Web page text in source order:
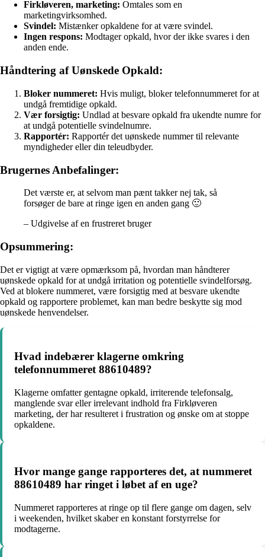
Firkløveren, marketing: Omtales som en
marketingvirksomhed.
Svindel: Mistænker opkaldene for at være svindel.
Ingen respons: Modtager opkald, hvor der ikke svares i den
anden ende.
Håndtering af Uønskede Opkald:
Bloker nummeret: Hvis muligt, bloker telefonnummeret for at
undgå fremtidige opkald.
Vær forsigtig: Undlad at besvare opkald fra ukendte numre for
at undgå potentielle svindelnumre.
Rapportér: Rapportér det uønskede nummer til relevante
myndigheder eller din teleudbyder.
Brugernes Anbefalinger:
Det værste er, at selvom man pænt takker nej tak, så
forsøger de bare at ringe igen en anden gang 🙂
– Udgivelse af en frustreret bruger
Opsummering:
Det er vigtigt at være opmærksom på, hvordan man håndterer
uønskede opkald for at undgå irritation og potentielle svindelforsøg.
Ved at blokere nummeret, være forsigtig med at besvare ukendte
opkald og rapportere problemet, kan man bedre beskytte sig mod
uønskede henvendelser.
Hvad indebærer klagerne omkring
telefonnummeret 88610489?
Klagerne omfatter gentagne opkald, irriterende telefonsalg,
manglende svar eller irrelevant indhold fra Firkløveren
marketing, der har resulteret i frustration og ønske om at stoppe
opkaldene.
Hvor mange gange rapporteres det, at nummeret
88610489 har ringet i løbet af en uge?
Nummeret rapporteres at ringe op til flere gange om dagen, selv
i weekenden, hvilket skaber en konstant forstyrrelse for
modtagerne.